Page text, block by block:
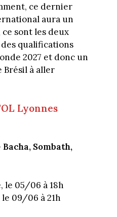
ce dernier
aura un
sont les deux
qualifications
2027 et donc un
à aller
Lyonnes
Sombath,
le 05/06 à 18h
09/06 à 21h